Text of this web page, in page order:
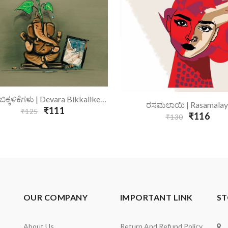
Add To Cart ದೇವರ ಬಿಕ್ಕಳಿಕೆಗಳು | Devara Bikkalikegalu
₹125₹111
Add To Cart
ರಸಮಲಾಯಿ |
₹130₹116
OUR COMPANY IMPORTANT LINK